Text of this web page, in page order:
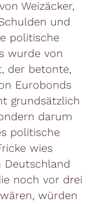
Weizäcker,
und
politische
wurde von
der betonte,
Eurobonds
grundsätzlich
darum
politische
wies
Deutschland
noch vor drei
würden